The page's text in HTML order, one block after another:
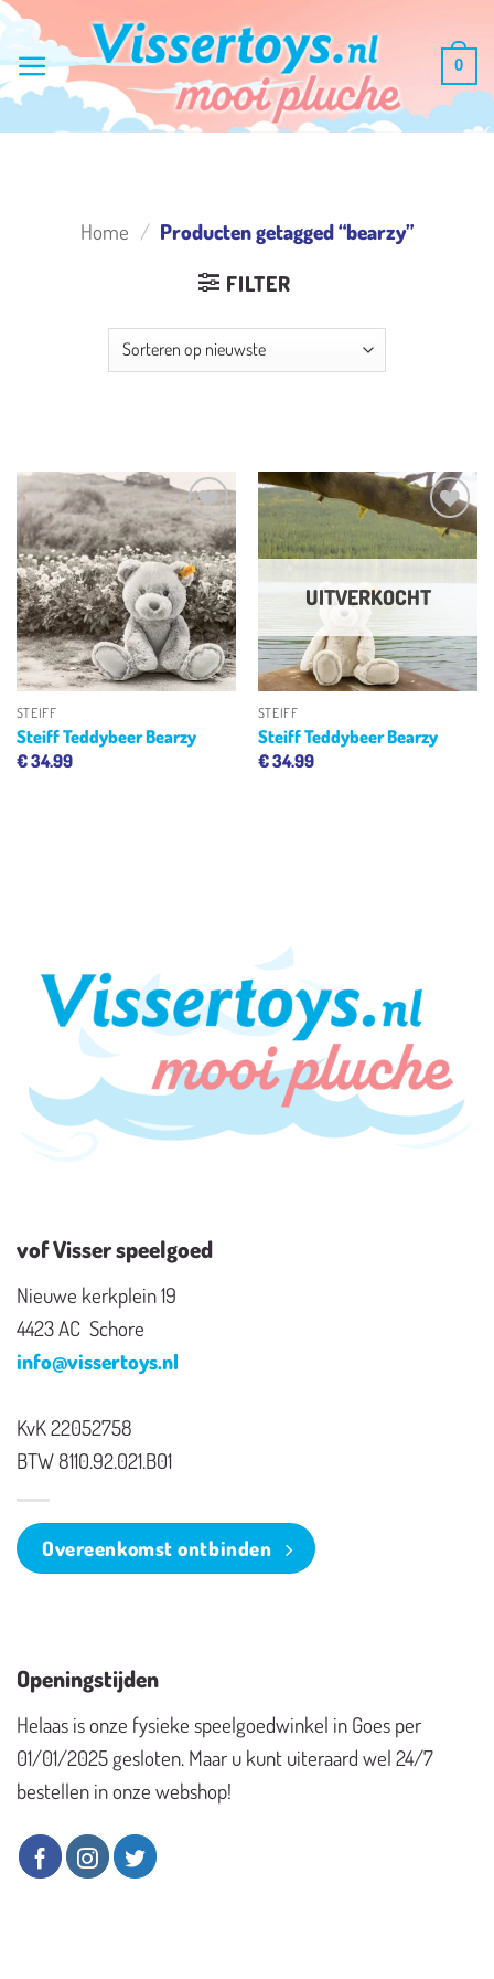
Ga
inhoud
0
Home / Producten getagged “bearzy”
FILTER
Toevoegen
aan
verlanglijst
STEIFF
Steiff Teddybeer Bearzy
€34.99
Toevoegen
aan
UITVERKOCHT
STEIFF
Steiff Teddybeer Bearzy
€34.99
vof Visser speelgoed
Nieuwe kerkplein 19
4423 AC Schore
info@vissertoys.nl
KvK 22052758
BTW 8110.92.021.B01
Overeenkomst ontbinden
Openingstijden
Helaas is onze fysieke speelgoedwinkel in Goes per
01/01/2025 gesloten. Maar u kunt uiteraard wel 24/7
bestellen in onze webshop!